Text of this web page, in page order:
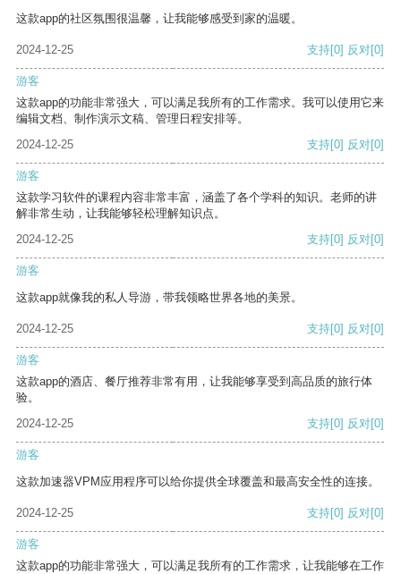
这款app的社区氛围很温馨，让我能够感受到家的温暖。
2024-12-25 支持[0] 反对[0]
游客
这款app的功能非常强大，可以满足我所有的工作需求。我可以使用它来
编辑文档、制作演示文稿、管理日程安排等。
2024-12-25
支持[0] 反对[0]
游客
这款学习软件的课程内容非常丰富，涵盖了各个学科的知识。老师的讲
解非常生动，让我能够轻松理解知识点。
2024-12-25
支持[0] 反对[0]
游客
这款app就像我的私人导游，带我领略世界各地的美景。
2024-12-25 支持[0] 反对[0]
游客
这款app的酒店、餐厅推荐非常有用，让我能够享受到高品质的旅行体
验。
2024-12-25
支持[0] 反对[0]
游客
这款加速器VPM应用程序可以给你提供全球覆盖和最高安全性的连接。
2024-12-25 支持[0] 反对[0]
游客
这款app的功能非常强大，可以满足我所有的工作需求，让我能够在工作